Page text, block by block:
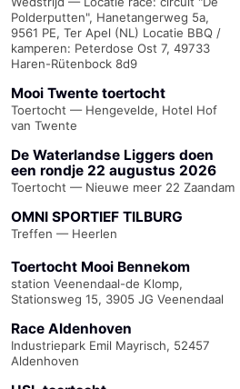
🡺
Polderputten", Hanetangerweg 5a,
9561 PE, Ter Apel (NL) Locatie BBQ /
kamperen: Peterdose Ost 7, 49733
Haren-Rütenbock 8d9
Mooi Twente toertocht
Toertocht — Hengevelde, Hotel Hof
van Twente
De Waterlandse Liggers doen
een rondje 22 augustus 2026
Toertocht — Nieuwe meer 22 Zaandam
OMNI SPORTIEF TILBURG
Treffen — Heerlen
Toertocht Mooi Bennekom
station Veenendaal-de Klomp,
Stationsweg 15, 3905 JG Veenendaal
Race Aldenhoven
Industriepark Emil Mayrisch, 52457
Aldenhoven